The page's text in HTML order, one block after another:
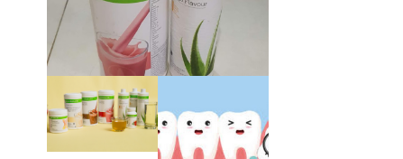
JUJUR
SETELAH
HAMPIR 2
BERHENTI
PENGALAMAN
OPERASI
IMPAKSI GIGI